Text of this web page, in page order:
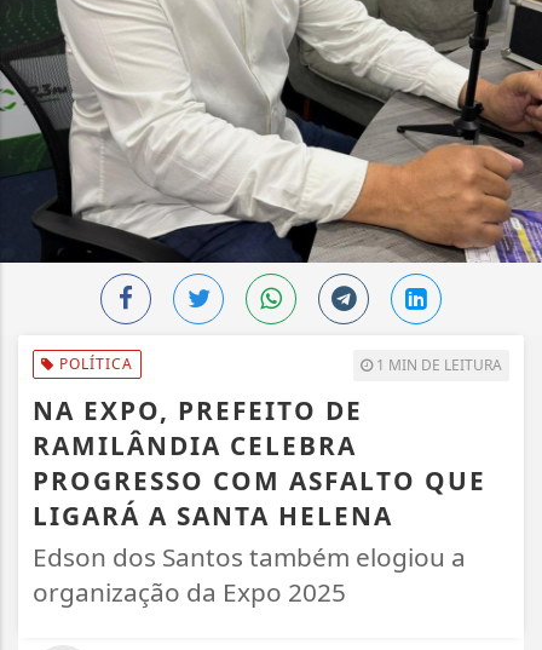
POLÍTICA 1 MIN DE LEITURA
NA EXPO, PREFEITO DE
RAMILÂNDIA CELEBRA
PROGRESSO COM ASFALTO QUE
LIGARÁ A SANTA HELENA
Edson dos Santos também elogiou a
organização da Expo 2025